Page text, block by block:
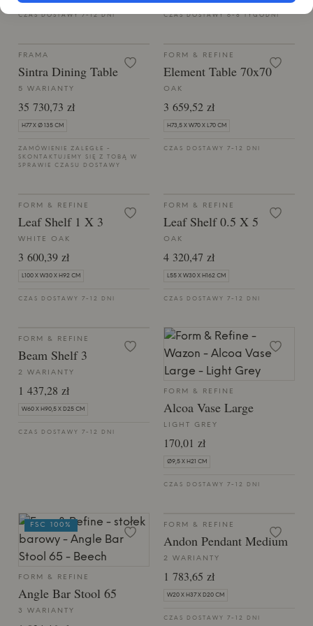
CZAS DOSTAWY 7-12 DNI CZAS DOSTAWY 6-8 TYGODNI
FRAMA
Sintra Dining Table
5 WARIANTY
35 730,73 zł
H77 X Ø 135 CM
ZAMÓWIENIE ZALEGŁE -
SKONTAKTUJEMY SIĘ Z TOBĄ W
SPRAWIE CZASU DOSTAWY
FORM & REFINE
Element Table 70x70
OAK
3 659,52 zł
H73,5 X W70 X L70 CM
CZAS DOSTAWY 7-12 DNI
FORM & REFINE
Leaf Shelf 1 X 3
WHITE OAK
3 600,39 zł
L100 X W30 X H92 CM
CZAS DOSTAWY 7-12 DNI
FORM & REFINE
Leaf Shelf 0.5 X 5
OAK
4 320,47 zł
L55 X W30 X H162 CM
CZAS DOSTAWY 7-12 DNI
FORM & REFINE
Beam Shelf 3
2 WARIANTY
1 437,28 zł
W60 X H90,5 X D25 CM
CZAS DOSTAWY 7-12 DNI
FORM & REFINE
Alcoa Vase Large
LIGHT GREY
170,01 zł
Ø9,5 X H21 CM
CZAS DOSTAWY 7-12 DNI
FORM & REFINE
Angle Bar Stool 65
3 WARIANTY
FSC 100% FORM & REFINE
Andon Pendant Medium
2 WARIANTY
1 783,65 zł
W20 X H37 X D20 CM
CZAS DOSTAWY 7-12 DNI